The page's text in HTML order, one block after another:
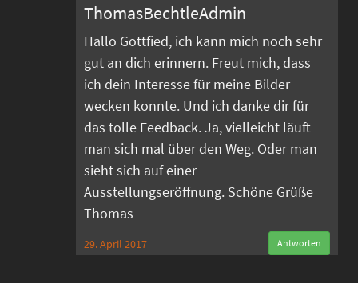
ThomasBechtleAdmin
Hallo Gottfied, ich kann mich noch sehr
gut an dich erinnern. Freut mich, dass
ich dein Interesse für meine Bilder
wecken konnte. Und ich danke dir für
das tolle Feedback. Ja, vielleicht läuft
man sich mal über den Weg. Oder man
sieht sich auf einer
Ausstellungseröffnung. Schöne Grüße
Thomas
29. April 2017 Antworten